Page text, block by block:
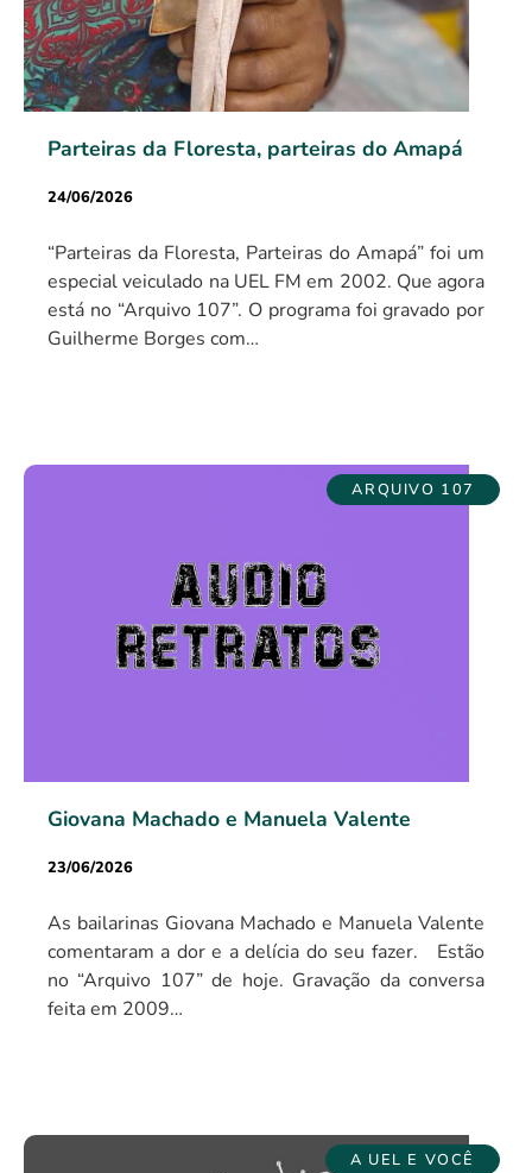
Parteiras da Floresta, parteiras do Amapá
24/06/2026
“Parteiras da Floresta, Parteiras do Amapá” foi um
especial veiculado na UEL FM em 2002. Que agora
está no “Arquivo 107”. O programa foi gravado por
Guilherme Borges com…
ARQUIVO 107
Giovana Machado e Manuela Valente
23/06/2026
As bailarinas Giovana Machado e Manuela Valente
comentaram a dor e a delícia do seu fazer. Estão
no “Arquivo 107” de hoje. Gravação da conversa
feita em 2009…
A UEL E VOCÊ